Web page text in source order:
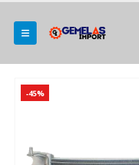
-45%